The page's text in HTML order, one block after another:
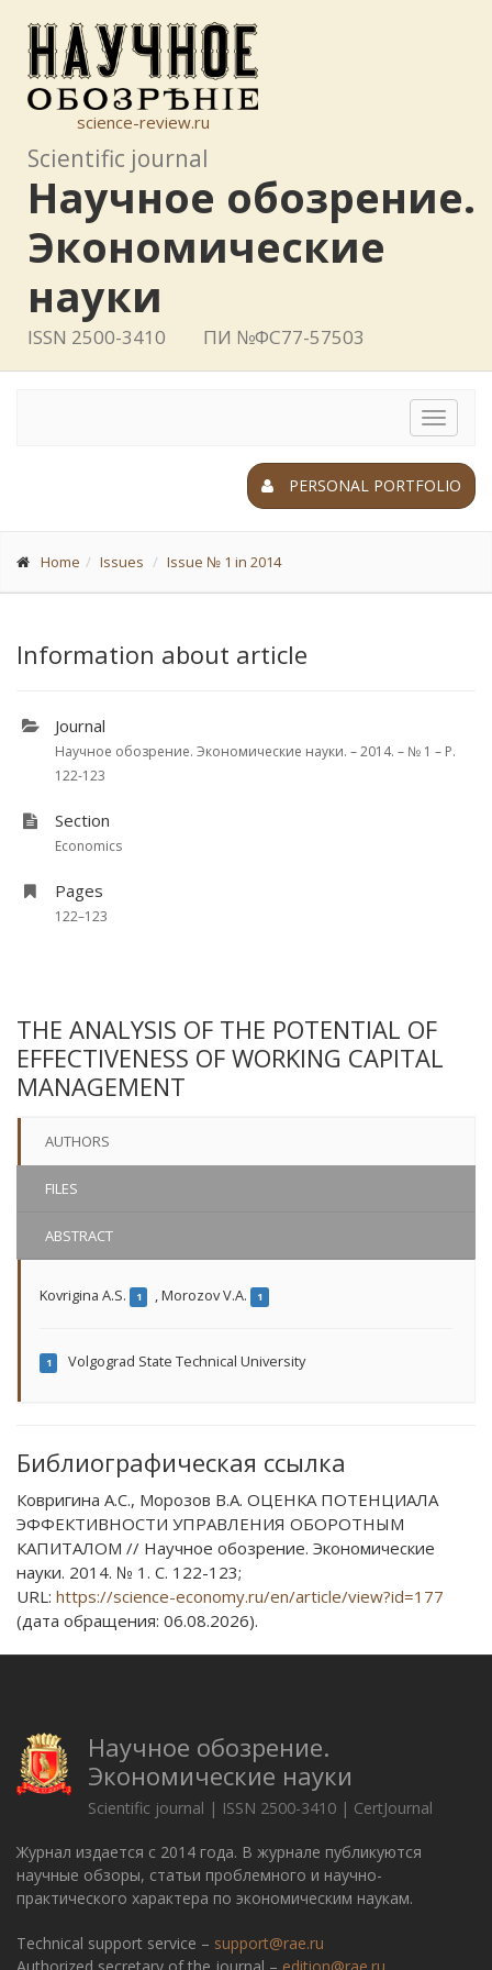
science-review.ru
Scientific journal
Научное обозрение.
Экономические
науки
ISSN 2500-3410 ПИ №ФС77-57503
Toggle
PERSONAL PORTFOLIO
Home Issues Issue № 1 in 2014
Information about article
Journal
Научное обозрение. Экономические науки. – 2014. – № 1 – P.
122-123
Section
Economics
Pages
122–123
THE ANALYSIS OF THE POTENTIAL OF
EFFECTIVENESS OF WORKING CAPITAL
MANAGEMENT
AUTHORS
FILES
ABSTRACT
Kovrigina A.S. 1 ,Morozov V.A. 1
1 Volgograd State Technical University
Библиографическая ссылка
Ковригина А.С., Морозов В.А. ОЦЕНКА ПОТЕНЦИАЛА
ЭФФЕКТИВНОСТИ УПРАВЛЕНИЯ ОБОРОТНЫМ
КАПИТАЛОМ // Научное обозрение. Экономические
науки. 2014. № 1. С. 122-123;
URL: https://science-economy.ru/en/article/view?id=177
(дата обращения: 06.08.2026).
Научное обозрение.
Экономические науки
Scientific journal | ISSN 2500-3410 | CertJournal
Журнал издается с 2014 года. В журнале публикуются
научные обзоры, статьи проблемного и научно-
практического характера по экономическим наукам.
Technical support service – support@rae.ru